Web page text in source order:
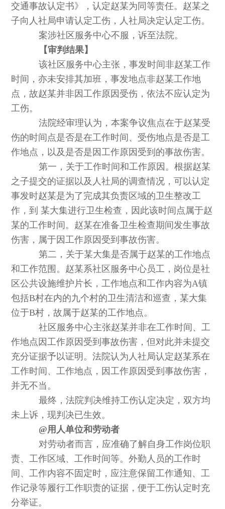
交通事故认定书》，认定赵某为同等责任。赵某之
子向人社局申请认定工伤，人社局决定认定工伤。
案涉社区服务中心不服，诉至法院。
【审判结果】
该社区服务中心主张，事发时间非赵某工作
时间，亦未安排其加班，事发地点非赵某工作地
点，故赵某并非因工作原因受伤，依法不应认定为
工伤。
法院经审理认为，本案争议焦点在于赵某受
伤的时间点是否是在工作时间、受伤地点是否是工
作地点，以及是否是因工作原因受到的事故伤害。
第一，关于工作时间和工作原因。根据赵某
之子提交的证据以及人社局的调查情况，可以认定
事发时赵某是为了完成其负责区域的卫生整改工
作，到 某大集进行卫生检查，因此该时间点属于赵
某的工作时间。赵某在准备卫生检查期间发生事故
伤害，属于因工作原因受到事故伤害。
第二，关于某大集是否属于赵某的工作地点
和工作范围。赵某系社区服务中心员工，岗位是社
区公共设施维护片长，工作地点和工作内容为A镇
包括B村在内的九个村的卫生清洁和巡查，某大集
位于B村，故属于赵某的工作地点。
社区服务中心主张赵某并非在工作时间、工
作地点因工作原因受到事故伤害，但对此并未提交
充分证据予以证明。法院认为人社局认定赵某系在
工作时间、工作地点，因工作原因受到事故伤害，
并无不当。
最终，法院判决维持工伤认定决定，双方均
未上诉，现判决已生效。
@用人单位和劳动者
对劳动者而言，应准确了解自身工作岗位职
责、工作区域、工作时间等。外勤人员的工作时
间、工作内容不固定时，应注意保留工作通知、工
作记录等履行工作职责的证据，便于工伤认定时充
分举证。